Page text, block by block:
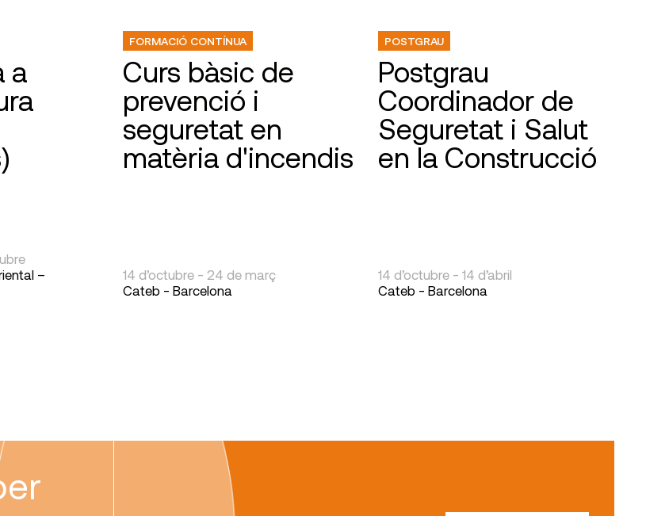
a
–
FORMACIÓ CONTÍNUA
Curs bàsic de
prevenció i
seguretat en
matèria d'incendis
14 d’octubre - 24 de març
Cateb - Barcelona
POSTGRAU
Postgrau
Coordinador de
Seguretat i Salut
en la Construcció
14 d’octubre - 14 d’abril
Cateb - Barcelona